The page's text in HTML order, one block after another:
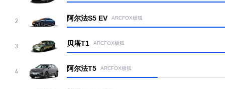
2 阿尔法S5 EV ARCFOX极狐
3 贝塔T1 ARCFOX极狐
4 阿尔法T5 ARCFOX极狐